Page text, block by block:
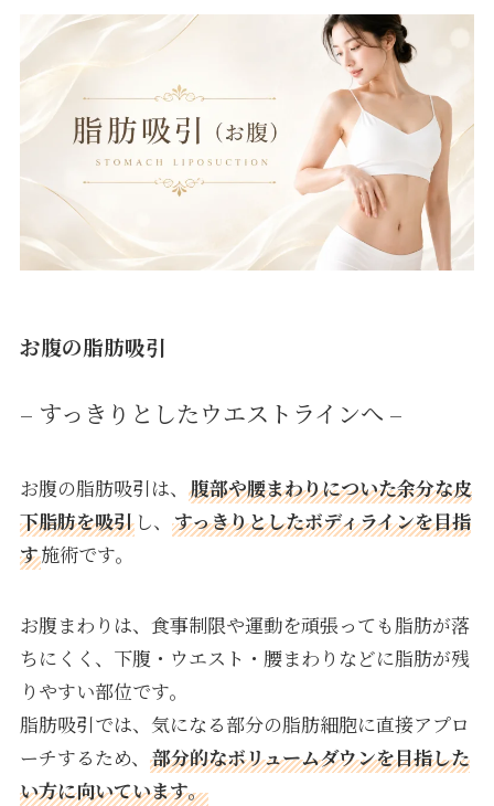
お腹の脂肪吸引
– すっきりとしたウエストラインへ –
お腹の脂肪吸引は、 腹部や腰まわりについた余分な皮
下脂肪を吸引し、 すっきりとしたボディラインを目指
す施術です。
お腹まわりは、食事制限や運動を頑張っても脂肪が落
ちにくく、下腹・ウエスト・腰まわりなどに脂肪が残
りやすい部位です。
脂肪吸引では、気になる部分の脂肪細胞に直接アプロ
ーチするため、 部分的なボリュームダウンを目指した
い方に向いています。